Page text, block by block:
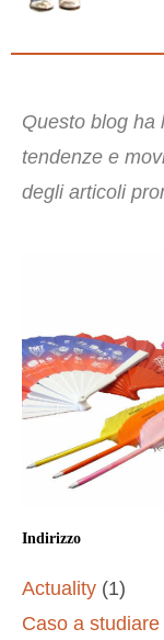
Questo blog ha
tendenze e
degli articoli
Indirizzo
Actuality (1)
Caso a studiare